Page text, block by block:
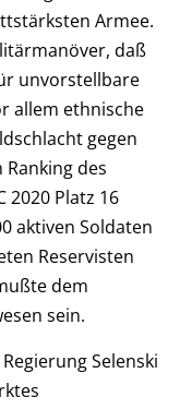
Armee.
daß
unvorstellbare
allem ethnische
gegen
des
2020 Platz 16
aktiven Soldaten
Reservisten
dem
sein.
Selenski